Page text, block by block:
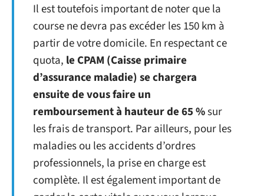
Il est toutefois important de noter que la
course ne devra pas excéder les 150 km à
partir de votre domicile. En respectant ce
quota, le CPAM (Caisse primaire
d’assurance maladie) se chargera
ensuite de vous faire un
remboursement à hauteur de 65 %sur
les frais de transport. Par ailleurs, pour les
maladies ou les accidents d’ordres
professionnels, la prise en charge est
complète. Il est également important de